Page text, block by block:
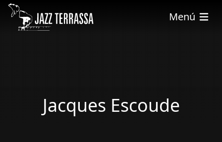
Skip to main content
Menú
Jacques Escoude